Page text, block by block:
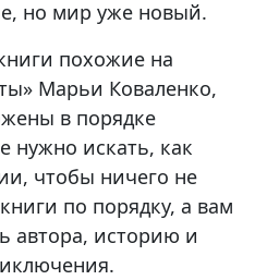
но мир уже новый.
похожие на
Марьи Коваленко,
в порядке
нужно искать, как
чтобы ничего не
по порядку, а вам
автора, историю и